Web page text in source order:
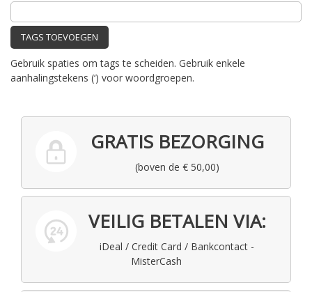
TAGS TOEVOEGEN
Gebruik spaties om tags te scheiden. Gebruik enkele
aanhalingstekens (‘) voor woordgroepen.
GRATIS BEZORGING
(boven de € 50,00)
VEILIG BETALEN VIA:
iDeal / Credit Card / Bankcontact -
MisterCash